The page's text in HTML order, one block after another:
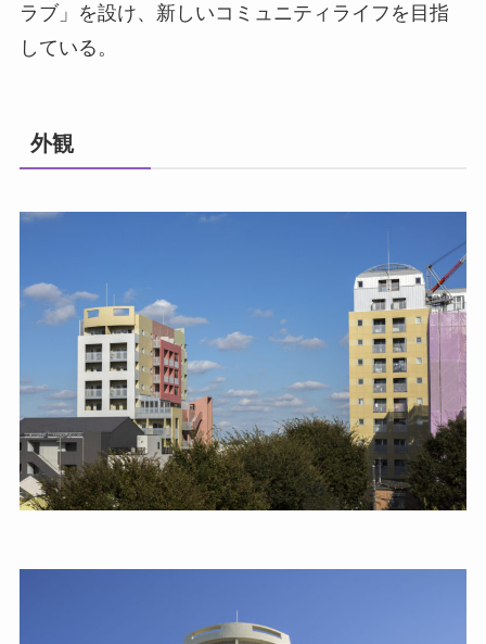
ラブ」を設け、新しいコミュニティライフを目指
している。
外観